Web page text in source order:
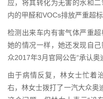
应，将其转化为无害的水和
内的甲醛和VOCs排放严重超标
检测出来车内有害气体严重
她的情况一样，她还发现自
众2017年3月官网公告“承认奥
由于病情反复，林女士忙着
右，林女士拨打了一汽大众奥